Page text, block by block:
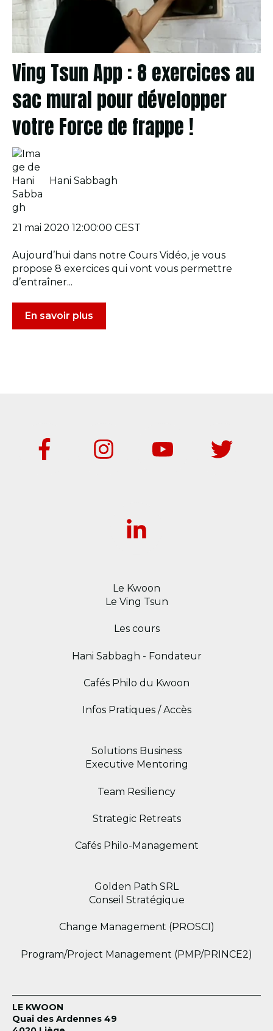
Ving Tsun App : 8 exercices au
sac mural pour développer
votre Force de frappe !
Hani Sabbagh
21 mai 2020 12:00:00 CEST
Aujourd’hui dans notre Cours Vidéo, je vous
propose 8 exercices qui vont vous permettre
d’entraîner...
En savoir plus
Le Kwoon
Le Ving Tsun
Les cours
Hani Sabbagh - Fondateur
Cafés Philo du Kwoon
Infos Pratiques / Accès
Solutions Business
Executive Mentoring
Team Resiliency
Strategic Retreats
Cafés Philo-Management
Golden Path SRL
Conseil Stratégique
Change Management (PROSCI)
Program/Project Management (PMP/PRINCE2)
LE KWOON
Quai des Ardennes 49